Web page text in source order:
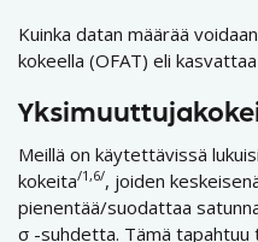
Kuinka datan määrää
kokeella (OFAT) eli
Meillä on käytettävissä
kokeita/1,6/, joiden
pienentää/suodattaa
σ -suhdetta. Tämä